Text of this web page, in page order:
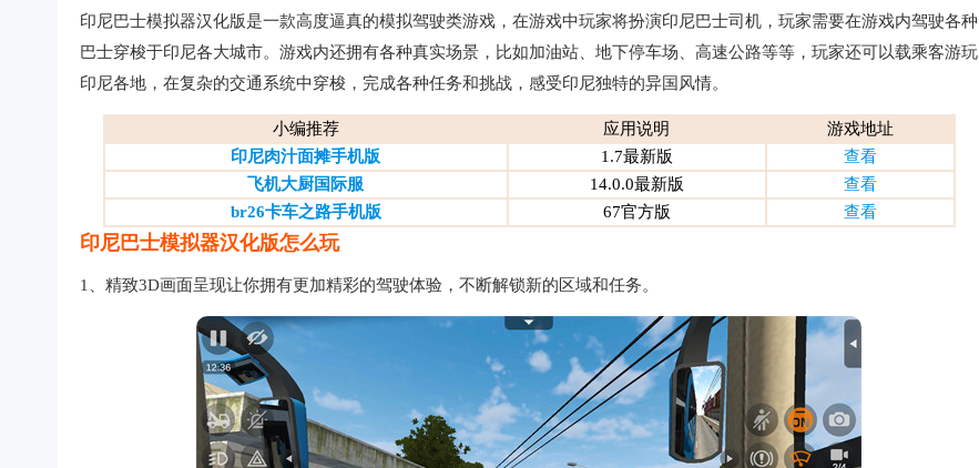
印尼巴士模拟器汉化版是一款高度逼真的模拟驾驶类游戏，在游戏中玩家将扮演印尼巴士司机，玩家需要在游戏内驾驶各种
巴士穿梭于印尼各大城市。游戏内还拥有各种真实场景，比如加油站、地下停车场、高速公路等等，玩家还可以载乘客游玩
印尼各地，在复杂的交通系统中穿梭，完成各种任务和挑战，感受印尼独特的异国风情。
小编推荐 应用说明
游戏地址
印尼肉汁面摊手机版
1.7最新版
查看
飞机大厨国际服
14.0.0最新版
查看
br26卡车之路手机版
67官方版 查看
印尼巴士模拟器汉化版怎么玩
1、精致3D画面呈现让你拥有更加精彩的驾驶体验，不断解锁新的区域和任务。